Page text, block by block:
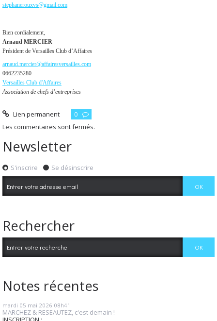
stephanerouxvs@gmail.com
Bien cordialement,
Arnaud MERCIER
Président de Versailles Club d’Affaires
arnaud.mercier@affairesversailles.com
0662235280
Versailles Club d'Affaires
Association de chefs d’entreprises
Lien permanent
0
Les commentaires sont fermés.
Newsletter
S'inscrire Se désinscrire
Rechercher
Notes récentes
mardi 05 mai 2026 08h41
MARCHEZ & RESEAUTEZ, c'est demain !